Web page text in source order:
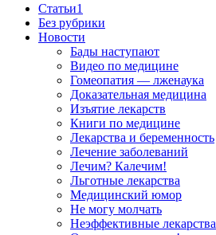
Cтатьи1
Без рубрики
Новости
Бады наступают
Видео по медицине
Гомеопатия — лженаука
Доказательная медицина
Изъятие лекарств
Книги по медицине
Лекарства и беременность
Лечение заболеваний
Лечим? Калечим!
Льготные лекарства
Медицинский юмор
Не могу молчать
Неэффективные лекарства